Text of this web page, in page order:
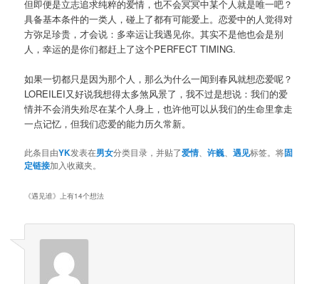
但即便是立志追求纯粹的爱情，也不会冥冥中某个人就是唯一吧？
具备基本条件的一类人，碰上了都有可能爱上。恋爱中的人觉得对
方弥足珍贵，才会说：多幸运让我遇见你。其实不是他也会是别
人，幸运的是你们都赶上了这个PERFECT TIMING.
如果一切都只是因为那个人，那么为什么一闻到春风就想恋爱呢？
LOREILEI又好说我想得太多煞风景了，我不过是想说：我们的爱
情并不会消失殆尽在某个人身上，也许他可以从我们的生命里拿走
一点记忆，但我们恋爱的能力历久常新。
此条目由YK发表在男女分类目录，并贴了爱情 、许巍 、遇见标签。将固
定链接加入收藏夹。
《遇见谁》上有14个想法